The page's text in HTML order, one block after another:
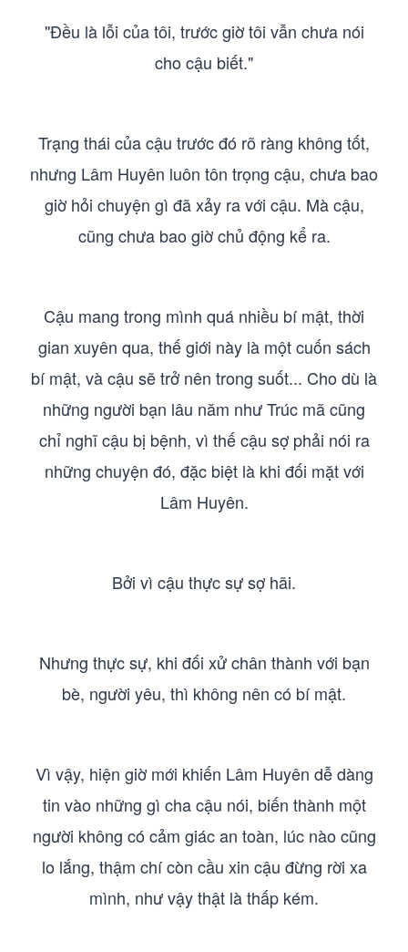
"Đều là lỗi của tôi, trước giờ tôi vẫn chưa nói
cho cậu biết."
Trạng thái của cậu trước đó rõ ràng không tốt,
nhưng Lâm Huyên luôn tôn trọng cậu, chưa bao
giờ hỏi chuyện gì đã xảy ra với cậu. Mà cậu,
cũng chưa bao giờ chủ động kể ra.
Cậu mang trong mình quá nhiều bí mật, thời
gian xuyên qua, thế giới này là một cuốn sách
bí mật, và cậu sẽ trở nên trong suốt... Cho dù là
những người bạn lâu năm như Trúc mã cũng
chỉ nghĩ cậu bị bệnh, vì thế cậu sợ phải nói ra
những chuyện đó, đặc biệt là khi đối mặt với
Lâm Huyên.
Bởi vì cậu thực sự sợ hãi.
Nhưng thực sự, khi đối xử chân thành với bạn
bè, người yêu, thì không nên có bí mật.
Vì vậy, hiện giờ mới khiến Lâm Huyên dễ dàng
tin vào những gì cha cậu nói, biến thành một
người không có cảm giác an toàn, lúc nào cũng
lo lắng, thậm chí còn cầu xin cậu đừng rời xa
mình, như vậy thật là thấp kém.